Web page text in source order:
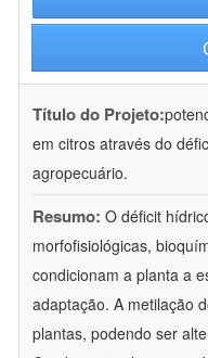
Título do Projeto:
em citros através do
agropecuário.
Resumo: O déficit
morfofisiológicas,
condicionam a planta a
adaptação. A metilação
plantas, podendo ser